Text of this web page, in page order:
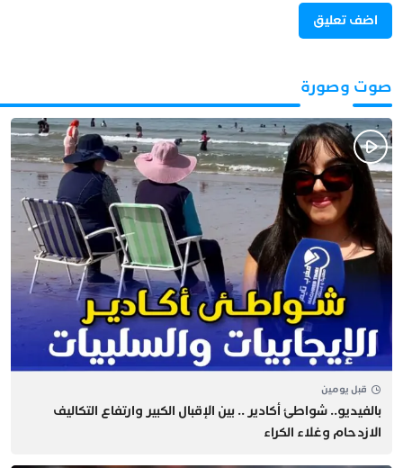
صوت وصورة
قبل يومين
بالفيديو.. شواطئ أكادير .. بين الإقبال الكبير وارتفاع التكاليف
الازدحام وغلاء الكراء